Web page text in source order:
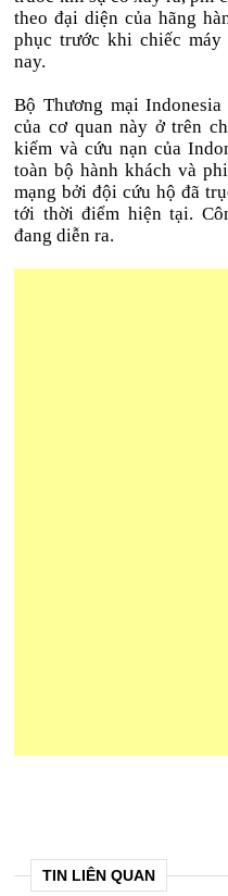
theo đại diện của hãng
phục trước khi chiếc máy
nay.
Bộ Thương mại
của cơ quan này ở trên
kiếm và cứu nạn của
toàn bộ hành khách và
mạng bởi đội cứu hộ đã
tới thời điểm hiện tại.
đang diễn ra.
TIN LIÊN QUAN